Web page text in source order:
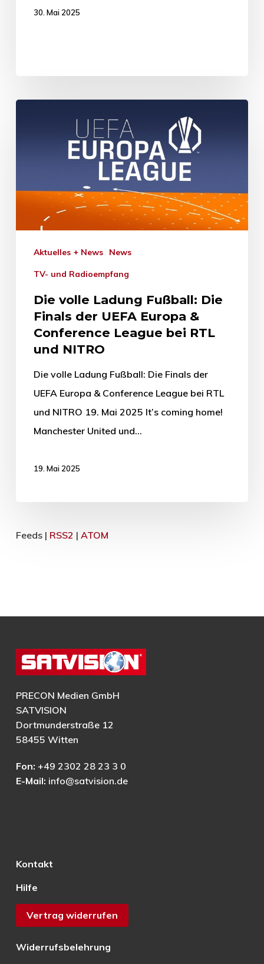
30. Mai 2025
Aktuelles + News News
TV- und Radioempfang
Die volle Ladung Fußball: Die
Finals der UEFA Europa &
Conference League bei RTL
und NITRO
Die volle Ladung Fußball: Die Finals der
UEFA Europa & Conference League bei RTL
und NITRO 19. Mai 2025 It’s coming home!
Manchester United und…
19. Mai 2025
Feeds | RSS2 | ATOM
PRECON Medien GmbH
SATVISION
Dortmunderstraße 12
58455 Witten
Fon: +49 2302 28 23 3 0
E-Mail: info@satvision.de
Kontakt
Hilfe
Vertrag widerrufen
Widerrufsbelehrung